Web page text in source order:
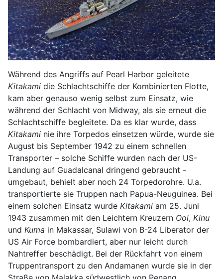
Während des Angriffs auf Pearl Harbor geleitete
Kitakami die Schlachtschiffe der Kombinierten Flotte,
kam aber genauso wenig selbst zum Einsatz, wie
während der Schlacht von Midway, als sie erneut die
Schlachtschiffe begleitete. Da es klar wurde, dass
Kitakami nie ihre Torpedos einsetzen würde, wurde sie
August bis September 1942 zu einem schnellen
Transporter – solche Schiffe wurden nach der US-
Landung auf Guadalcanal dringend gebraucht -
umgebaut, behielt aber noch 24 Torpedorohre. U.a.
transportierte sie Truppen nach Papua-Neuguinea. Bei
einem solchen Einsatz wurde Kitakami am 25. Juni
1943 zusammen mit den Leichtern Kreuzern Ooi, Kinu
und Kuma in Makassar, Sulawi von B-24 Liberator der
US Air Force bombardiert, aber nur leicht durch
Nahtreffer beschädigt. Bei der Rückfahrt von einem
Truppentransport zu den Andamanen wurde sie in der